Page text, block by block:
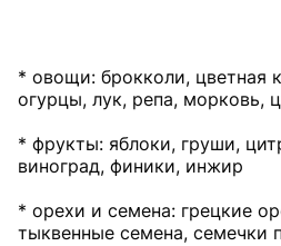
* овощи: брокколи, цветная
огурцы, лук, репа, морковь,
* фрукты: яблоки, груши,
виноград, финики, инжир
* орехи и семена: грецкие
тыквенные семена, семечки